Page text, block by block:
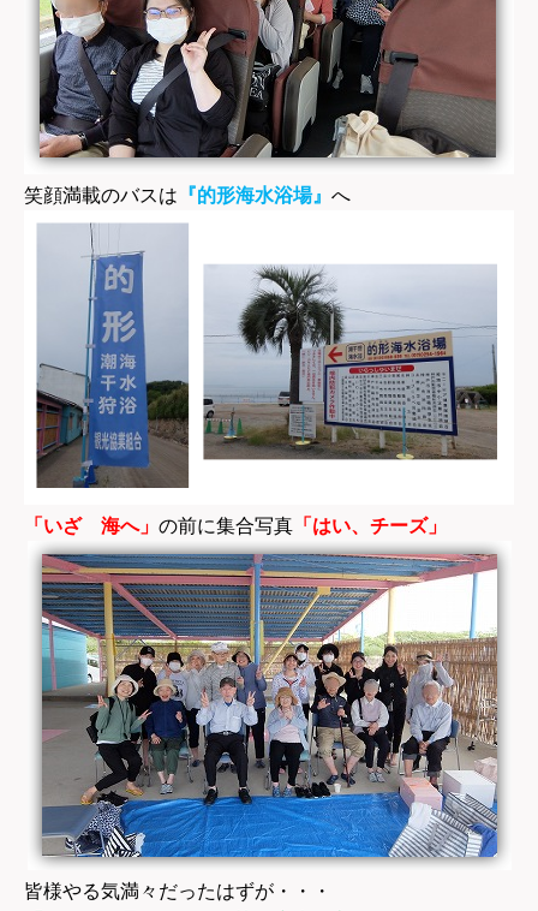
笑顔満載のバスは 『的形海水浴場』 へ
「いざ 海へ」 の前に集合写真 「はい、チーズ」
皆様やる気満々だったはずが・・・